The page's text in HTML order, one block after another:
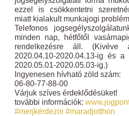
ezzel is csökkentetni
miatt kialakult munkajogi
Telefonos
minden nap, hétfőtől
rendelkezésre áll. (Kivéve
2020.04.10-2020.04.13-ig és
2020.05.01-2020.05.03-ig.)
Ingyenesen hívható zöld szám:
06-80-77-88-00
Várjuk szíves érdeklődésüket!
további információk:
#merjkérdezni #maradjotthon